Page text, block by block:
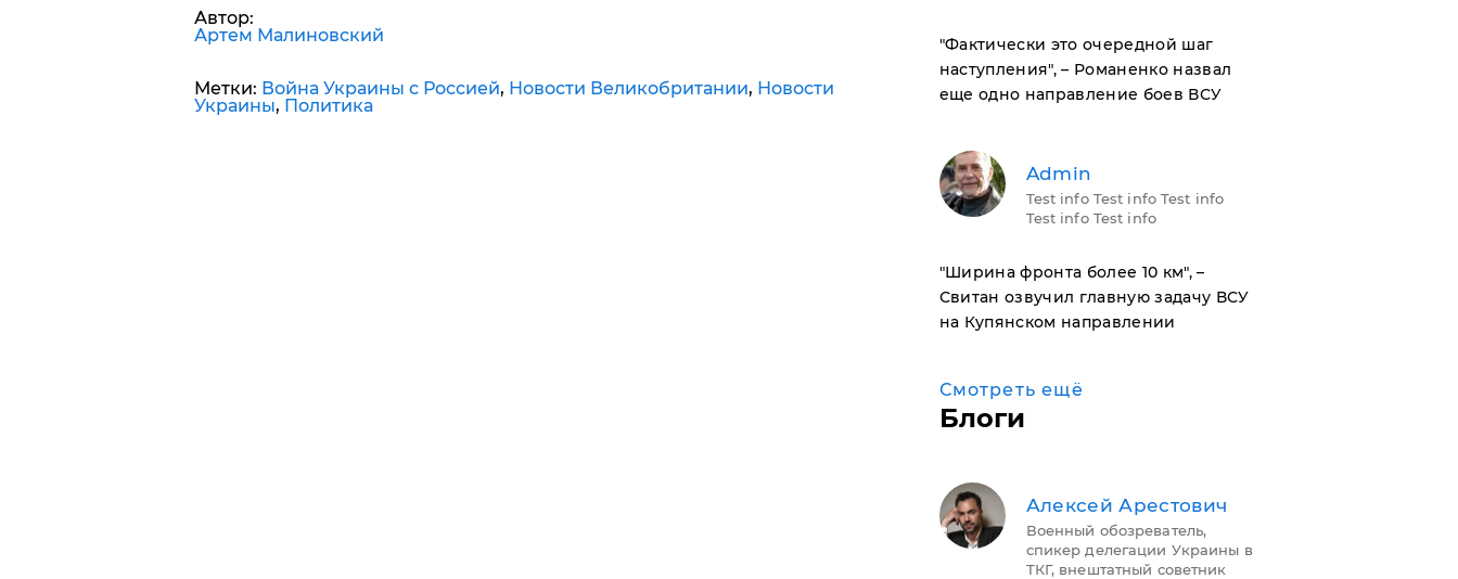
Автор:
Артем Малиновский
Метки: Война Украины с Россией, Новости Великобритании, Новости
Украины, Политика
​"Фактически это очередной шаг
наступления", – Романенко назвал
еще одно направление боев ВСУ
Admin
Test info Test info Test info
Test info Test info
​"Ширина фронта более 10 км", –
Свитан озвучил главную задачу ВСУ
на Купянском направлении
Смотреть ещё
Блоги
Алексей Арестович
Военный обозреватель,
спикер делегации Украины в
ТКГ, внештатный советник